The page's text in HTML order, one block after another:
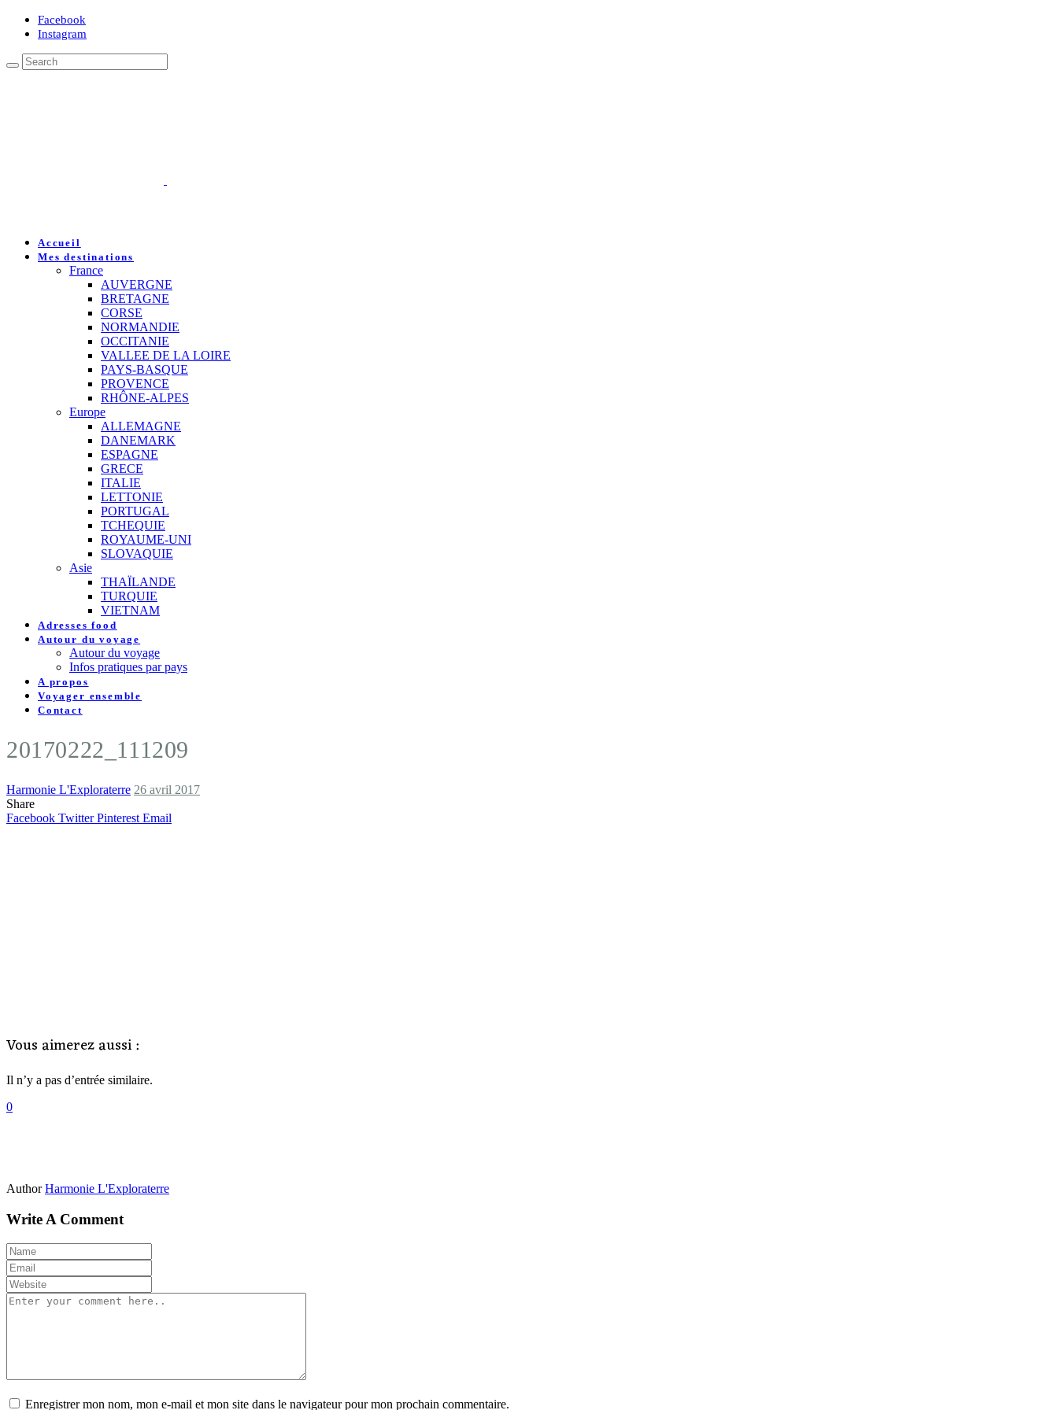
Facebook
Instagram
Accueil
Mes destinations
France
AUVERGNE
BRETAGNE
CORSE
NORMANDIE
OCCITANIE
VALLEE DE LA LOIRE
PAYS-BASQUE
PROVENCE
RHÔNE-ALPES
Europe
ALLEMAGNE
DANEMARK
ESPAGNE
GRECE
ITALIE
LETTONIE
PORTUGAL
TCHEQUIE
ROYAUME-UNI
SLOVAQUIE
Asie
THAÏLANDE
TURQUIE
VIETNAM
Adresses food
Autour du voyage
Autour du voyage
Infos pratiques par pays
A propos
Voyager ensemble
Contact
20170222_111209
Harmonie L'Exploraterre 26 avril 2017
Share
Facebook Twitter Pinterest Email
Vous aimerez aussi :
Il n’y a pas d’entrée similaire.
0
Author Harmonie L'Exploraterre
Write A Comment
Enregistrer mon nom, mon e-mail et mon site dans le navigateur pour mon prochain commentaire.